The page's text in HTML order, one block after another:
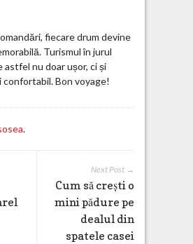
fiecare drum devine
Turismul în jurul
astfel nu doar ușor, ci și
confortabil. Bon voyage!
.
Next Post →
Cum să crești o
mini pădure pe
dealul din
spatele casei